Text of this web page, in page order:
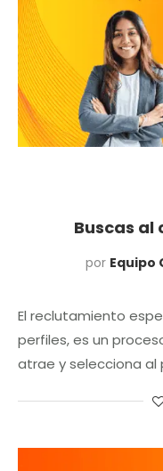
Buscas
por Equipo
El reclutamiento
perfiles, es un
atrae y selecciona al